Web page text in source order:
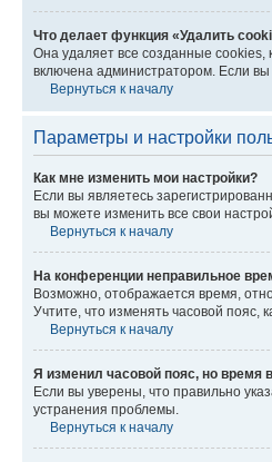
Что делает функция «Удалить
Она удаляет все созданные cookies,
включена администратором. Если
Вернуться к началу
Параметры и настройки
Как мне изменить мои настройки?
Если вы являетесь
вы можете изменить все свои
Вернуться к началу
На конференции неправильное
Возможно, отображается время,
Учтите, что изменять часовой пояс,
Вернуться к началу
Я изменил часовой пояс, но время
Если вы уверены, что правильно
устранения проблемы.
Вернуться к началу